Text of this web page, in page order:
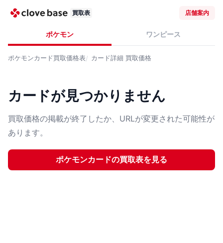
買取表 店舗案内
ポケモン ワンピース
ポケモンカード買取価格表 カード詳細 買取価格
カードが見つかりません
買取価格の掲載が終了したか、URLが変更された可能性が
あります。
ポケモンカードの買取表を見る